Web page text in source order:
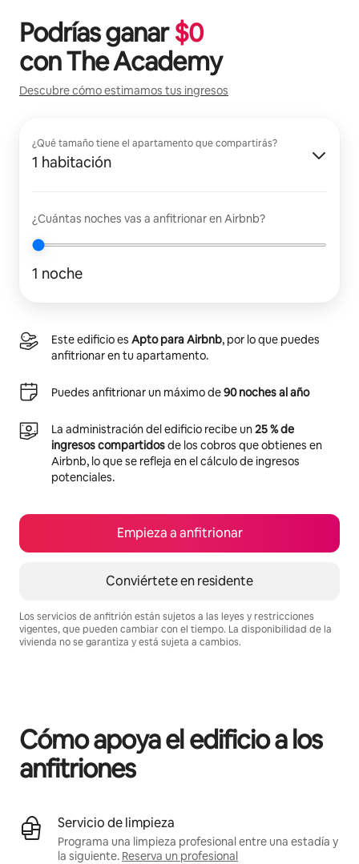
Podrías ganar$0
conThe Academy
Descubre cómo estimamos tus ingresos
¿Qué tamaño tiene el apartamento que compartirás?
1 habitación
¿Cuántas noches vas a anfitrionar en Airbnb?
1 noche
Este edificio es Apto para Airbnb, por lo que puedes
anfitrionar en tu apartamento.
Puedes anfitrionar un máximo de90 noches al año
La administración del edificio recibe un25 % de
ingresos compartidosde los cobros que obtienes en
Airbnb, lo que se refleja en el cálculo de ingresos
potenciales.
Empieza a anfitrionar
Conviértete en residente
Los servicios de anfitrión están sujetos a las leyes y restricciones
vigentes, que pueden cambiar con el tiempo. La disponibilidad de la
vivienda no se garantiza y está sujeta a cambios.
Cómo apoya el edificio a los
anfitriones
Servicio de limpieza
Programa una limpieza profesional entre una estadía y
la siguiente. Reserva un profesional